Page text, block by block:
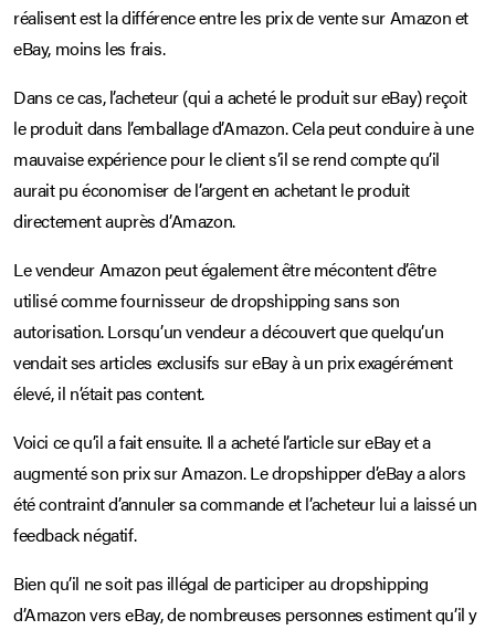
réalisent est la différence entre les prix de vente sur Amazon et
eBay, moins les frais.
Dans ce cas, l’acheteur (qui a acheté le produit sur eBay) reçoit
le produit dans l’emballage d’Amazon. Cela peut conduire à une
mauvaise expérience pour le client s’il se rend compte qu’il
aurait pu économiser de l’argent en achetant le produit
directement auprès d’Amazon.
Le vendeur Amazon peut également être mécontent d’être
utilisé comme fournisseur de dropshipping sans son
autorisation. Lorsqu’un vendeur a découvert que quelqu’un
vendait ses articles exclusifs sur eBay à un prix exagérément
élevé, il n’était pas content.
Voici ce qu’il a fait ensuite. Il a acheté l’article sur eBay et a
augmenté son prix sur Amazon. Le dropshipper d’eBay a alors
été contraint d’annuler sa commande et l’acheteur lui a laissé un
feedback négatif.
Bien qu’il ne soit pas illégal de participer au dropshipping
d’Amazon vers eBay, de nombreuses personnes estiment qu’il y